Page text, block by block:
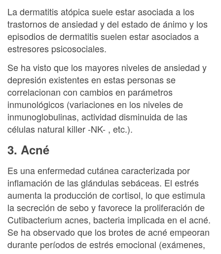
La dermatitis atópica suele estar asociada a los
trastornos de ansiedad y del estado de ánimo y los
episodios de dermatitis suelen estar asociados a
estresores psicosociales.
Se ha visto que los mayores niveles de ansiedad y
depresión existentes en estas personas se
correlacionan con cambios en parámetros
inmunológicos (variaciones en los niveles de
inmunoglobulinas, actividad disminuida de las
células natural killer -NK- , etc.).
3. Acné
Es una enfermedad cutánea caracterizada por
inflamación de las glándulas sebáceas. El estrés
aumenta la producción de cortisol, lo que estimula
la secreción de sebo y favorece la proliferación de
Cutibacterium acnes, bacteria implicada en el acné.
Se ha observado que los brotes de acné empeoran
durante períodos de estrés emocional (exámenes,